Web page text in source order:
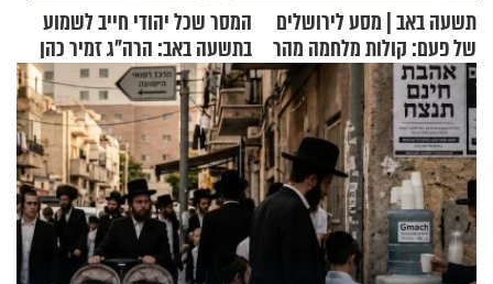
תשעה באב | מסע לירושלים
של פעם: קולות מלחמה מהר
הזיתים
המסר שכל יהודי חייב לשמוע
בתשעה באב: הרה"ג זמיר כהן
בשיעור מיוחד